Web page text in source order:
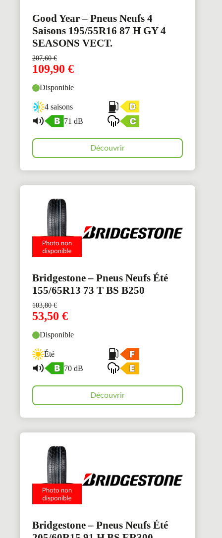
Good Year – Pneus Neufs 4
Saisons 195/55R16 87 H GY 4
SEASONS VECT.
207,60€
109,90 €
Disponible
4 saisons
71 dB
Découvrir
Bridgestone – Pneus Neufs Été
155/65R13 73 T BS B250
103,80€
53,50 €
Disponible
Été
70 dB
Découvrir
Bridgestone – Pneus Neufs Été